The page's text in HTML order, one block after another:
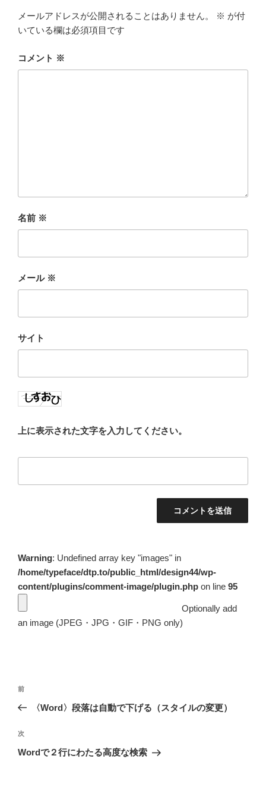
メールアドレスが公開されることはありません。 ※ が付
いている欄は必須項目です
コメント ※
名前 ※
メール ※
サイト
上に表示された文字を入力してください。
Warning: Undefined array key "images" in
/home/typeface/dtp.to/public_html/design44/wp-
content/plugins/comment-image/plugin.php on line 95
Optionally add
an image (JPEG・JPG・GIF・PNG only)
投
ナ
ビ
ゲ
前
の
稿
前
〈Word〉段落は自動で下げる（スタイルの変更）
次
の
次
Wordで２行にわたる高度な検索